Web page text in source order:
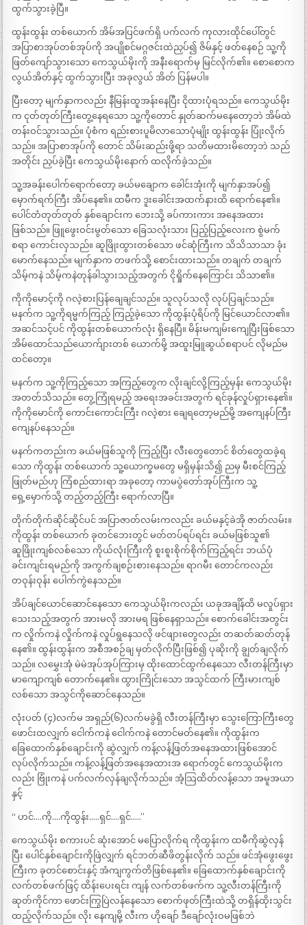
ထွက်သွားခဲ့ပြီ။
ထွန်းထွန်း တစ်ယောက် အိမ်အပြင်ဖက်ရှိ ပက်လက် ကုလားထိုင်ပေါ်တွင်
အပြာစာအုပ်တစ်အုပ်ကို အပျိုစင်မဂ္ဂဇင်းထဲညှပ်၍ ဇိမ်နှင့် ဖတ်နေစဉ် သူ့ကို
ဖြတ်ကျော်သွားသော ကေသွယ်မိုးကို အနီးရောက်မှ မြင်လိုက်၏။ စောစောက
လွယ်အိတ်နှင့် ထွက်သွားပြီး အခုလွယ် အိတ် ပြန်မပါ။
ပြီးတော့ မျက်နှာကလည်း နီမြန်းထူအန်းနေပြီး ငိုထားပုံရသည်။ ကေသွယ်မိုး
က ငုတ်တုတ်ကြီးတွေ့နေရသော သူ့ကိုတောင် နှုတ်ဆက်မနေတော့ဘဲ အိမ်ထဲ
တန်းဝင်သွားသည်။ ပုံစံက ရည်းစားပူမိလာသောပုံမျိုး ထွန်းထွန်း ပြုံးလိုက်
သည်။ အပြာစာအုပ်ကို တောင် သိမ်းဆည်းဖို့ရာ သတိမထားမိတော့ဘဲ သည်
အတိုင်း ညှပ်ခဲ့ပြီး ကေသွယ်မိုးနောက် ထလိုက်ခဲ့သည်။
သူ့အခန်းပေါက်ရောက်တော့ ခယ်မချောက ခေါင်းအုံးကို မျက်နှာအပ်၍
မှောက်ရက်ကြီး အိပ်နေ၏။ ထမီက ဒူးခေါင်းအထက်နားထိ ရောက်နေ၏။
ပေါင်တံတုတ်တုတ် နှစ်ချောင်းက ဘေးသို့ ခပ်ကားကား အနေအထား
ဖြစ်သည်။ ဖြူဖွေးဝင်းမွတ်သော ခြေသလုံးသား ပြည့်ပြည့်လေးက စွဲမက်
စရာ ကောင်းလှသည်။ ဆူဖြိုးထွားတစ်သော ဖင်ဆုံကြီးက သိသိသာသာ ခုံး
မောက်နေသည်။ မျက်နှာက တဖက်သို့ စောင်းထားသည်။ တချက် တချက်
သိမ့်ကနဲ သိမ့်ကနဲတုန်ခါသွားသည့်အတွက် ငိုရှိုက်နေကြောင်း သိသာ၏။
ကိုကိုမောင့်ကို ဂလဲ့စားပြန်ချေချင်သည်။ သူလုပ်သလို လုပ်ပြချင်သည်။
မနက်က သူ့ကိုရမ္မက်ကြည့် ကြည့်ခဲ့သော ကိုထွန်းပုံရိပ်ကို မြင်ယောင်လာ၏။
အဆင်သင့်ပင် ကိုထွန်းတစ်ယောက်လုံး ရှိနေပြီ။ မိန်းမကျမ်းကျေပြီးဖြစ်သော
အိမ်ထောင်သည်ယောက်ျားတစ် ယောက်မို့ အထူးမြူဆွယ်စရာပင် လိုမည်မ
ထင်တော့။
မနက်က သူ့ကိုကြည့်သော အကြည့်တွေက လိုးချင်လို့ကြည့်မှန်း ကေသွယ်မိုး
အတတ်သိသည်။ တွေ့ကြုံရမည့် အရေးအခင်းအတွက် ရင်ခုန်လှုပ်ရှားနေ၏။
ကိုကိုမောင်ကို ကောင်းကောင်းကြီး ဂလဲ့စား ချေရတော့မည်မို့ အကျေနပ်ကြီး
ကျေနပ်နေသည်။
မနက်ကတည်းက ခယ်မဖြစ်သူကို ကြည့်ပြီး လီးတွေတောင် စိတ်တွေထခဲ့ရ
သော ကိုထွန်း တစ်ယောက် သူ့ယောက္ခမတွေ မရှိမှန်းသိ၍ ညမှ မီးစင်ကြည့်
ဖြုတ်မည်ဟု ကြံစည်ထားရာ အခုတော့ ကာမပွဲတော်အုပ်ကြီးက သူ့
ရှေ့မှောက်သို့ တည့်တည့်ကြီး ရောက်လာပြီ။
တိုက်တိုက်ဆိုင်ဆိုင်ပင် အပြာဇာတ်လမ်းကလည်း ခယ်မနှင့်ခဲအို ဇာတ်လမ်း။
ကိုထွန်း တစ်ယောက် ခုတင်ဘေးတွင် မတ်တပ်ရပ်ရင်း ခယ်မဖြစ်သူ၏
ဆူဖြိုးကျစ်လစ်သော ကိုယ်လုံးကြီးကို စူးစူးစိုက်စိုက်ကြည့်ရင်း ဘယ်ပုံ
ခင်းကျင်းရမည်ကို အကွက်ချစဉ်းစားနေသည်။ ရာဂမီး တောင်ကလည်း
တဝုန်းဝုန်း ပေါက်ကွဲနေသည်။
အိပ်ချင်ယောင်ဆောင်နေသော ကေသွယ်မိုးကလည်း ယခုအချိန်ထိ မလှုပ်ရှား
သေးသည့်အတွက် အားမလို အားမရ ဖြစ်နေရှာသည်။ စောက်ခေါင်းအတွင်း
က လှိုက်ကနဲ လှိုက်ကနဲ လှုပ်ရွနေသလို ဖင်ဖျားတွေလည်း တဆတ်ဆတ်တုန်
နေ၏။ ထွန်းထွန်းက အစီအစဉ်ချ မှတ်လိုက်ပြီးဖြစ်၍ ပုဆိုးကို ချွတ်ချလိုက်
သည်။ လမွှေးအုံ မဲမဲအုပ်အုပ်ကြားမှ ထိုးထောင်ထွက်နေသော လီးတန်ကြီးမှာ
မာကျောကျစ် တောက်နေ၏။ ထွားကြိုင်းသော အသွင်ထက် ကြီးမားကျစ်
လစ်သော အသွင်ကိုဆောင်နေသည်။
လုံးပတ် (၄)လက်မ အရှည်(၆)လက်မခွဲရှိ လီးတန်ကြီးမှာ သွေးကြောကြီးတွေ
ဖောင်းထလျှက် ငေါက်ကနဲ ငေါက်ကနဲ တောင်မတ်နေ၏။ ကိုထွန်းက
ခြေထောက်နှစ်ချောင်းကို ဆွဲလျှက် ကန့်လန့်ဖြတ်အနေအထားဖြစ်အောင်
လုပ်လိုက်သည်။ ကန့်လန့်ဖြတ်အနေအထားအ ရောက်တွင် ကေသွယ်မိုးက
လည်း ဗြုံးကနဲ ပက်လက်လှန်ချလိုက်သည်။ အံ့သြထိတ်လန့်သော အမူအယာ
နှင့်
“ ဟင်….ကို….ကိုထွန်း…..ရှင်….ရှင်…..”
ကေသွယ်မိုး စကားပင် ဆုံးအောင် မပြောလိုက်ရ ကိုထွန်းက ထမီကိုဆွဲလှန်
ပြီး ပေါင်နှစ်ချောင်းကိုဖြဲလျှက် ရင်ဘတ်ဆီဖိတွန်းလိုက် သည်။ ဖင်အုံဖွေးဖွေး
ကြီးက ခုတင်စောင်းနှင့် အံကျကွက်တိဖြစ်နေ၏။ ခြေထောက်နှစ်ချောင်းကို
လက်တစ်ဖက်ဖြင့် ထိန်းပေးရင်း ကျန် လက်တစ်ဖက်က သူ့လီးတန်ကြီးကို
ဆုတ်ကိုင်ကာ ဖောင်းကြွပြဲလန်နေသော စောက်ဖုတ်ကြီးထဲသို့ တရှိန်ထိုးသွင်း
ထည့်လိုက်သည်။ လိုး နေကျမို့ လီးက ဟိုချော် ဒီချော်လုံးဝမဖြစ်ဘဲ